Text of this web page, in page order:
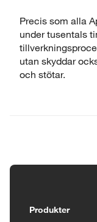
Precis som alla
under tusentals
utan skyddar
och stötar.
Produkter